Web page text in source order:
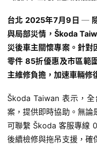
汽
車
／
機
試
駕
影
音
l
A
p
p
台北 2025年7月9 日 ─
與局部災情，Škoda
災後車主關懷專案。針對
零件 85折優惠及市區範
主維修負擔，加速車輛修
Škoda Taiwan 表示，
案，提供即時協助。無論
可聯繫 Škoda 客服專線
後續檢修與拖吊支援，確